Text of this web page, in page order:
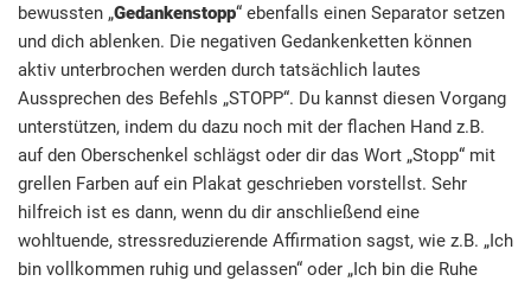
bewussten „Gedankenstopp“ ebenfalls einen Separator setzen
und dich ablenken. Die negativen Gedankenketten können
aktiv unterbrochen werden durch tatsächlich lautes
Aussprechen des Befehls „STOPP“. Du kannst diesen Vorgang
unterstützen, indem du dazu noch mit der flachen Hand z.B.
auf den Oberschenkel schlägst oder dir das Wort „Stopp“ mit
grellen Farben auf ein Plakat geschrieben vorstellst. Sehr
hilfreich ist es dann, wenn du dir anschließend eine
wohltuende, stressreduzierende Affirmation sagst, wie z.B. „Ich
bin vollkommen ruhig und gelassen“ oder „Ich bin die Ruhe